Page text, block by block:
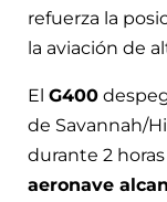
refuerza la
la aviación de
El G400
de Savannah/
durante 2
aeronave